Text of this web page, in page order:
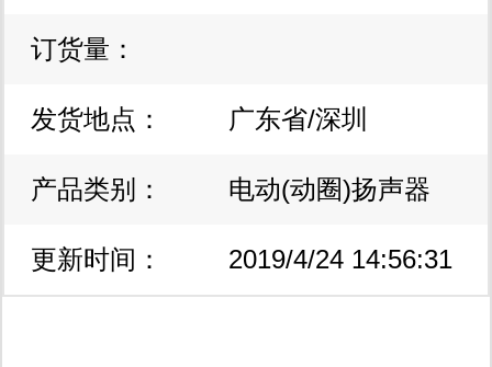
订货量：
发货地点： 广东省/深圳
产品类别： 电动(动圈)扬声器
更新时间： 2019/4/24 14:56:31